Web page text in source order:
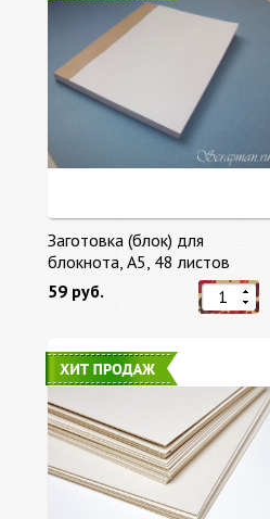
Заготовка (блок) для
блокнота, А5, 48 листов
59 руб.